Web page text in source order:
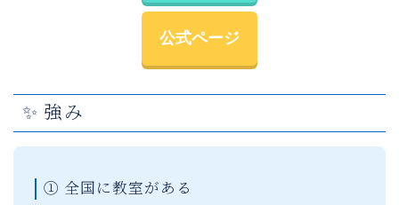
公式ページ
✨ 強み
① 全国に教室がある